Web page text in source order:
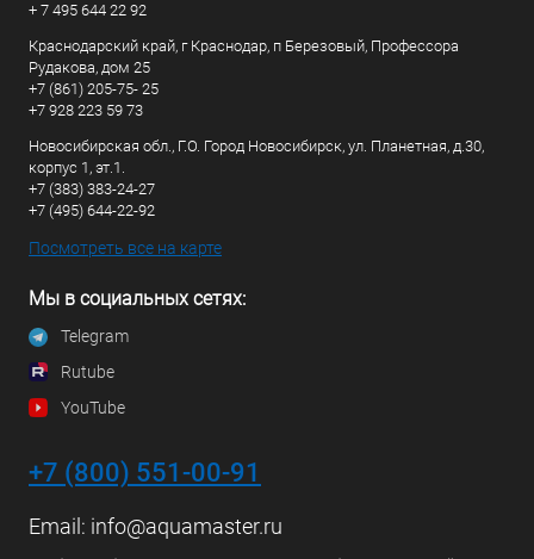
+ 7 495 644 22 92
Краснодарский край, г Краснодар, п Березовый, Профессора
Рудакова, дом 25
+7 (861) 205-75- 25
+7 928 223 59 73
Новосибирская обл., Г.О. Город Новосибирск, ул. Планетная, д.30,
корпус 1, эт.1.
+7 (383) 383-24-27
+7 (495) 644-22-92
Посмотреть все на карте
Мы в социальных сетях:
Telegram
Rutube
YouTube
+7 (800) 551-00-91
Email: info@aquamaster.ru